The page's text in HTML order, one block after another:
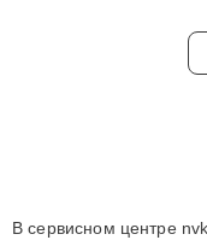
В сервисном центре